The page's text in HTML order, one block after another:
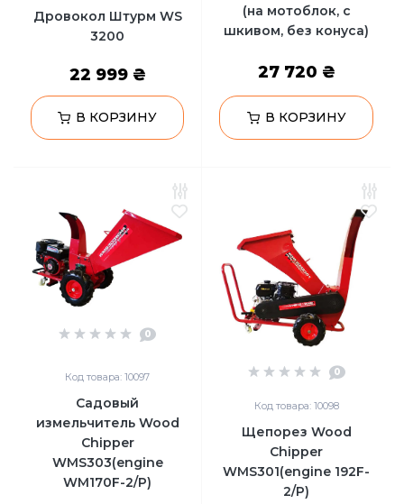
Дровокол Штурм WS
3200
22 999 ₴
В КОРЗИНУ
(на мотоблок, с
шкивом, без конуса)
27 720 ₴
В КОРЗИНУ
0
Код товара: 10097
Садовый
измельчитель Wood
Chipper
WMS303(engine
WM170F-2/P)
0
Код товара: 10098
Щепорез Wood
Chipper
WMS301(engine 192F-
2/P)